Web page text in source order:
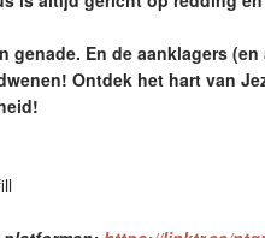
genade. En de aanklagers
Ontdek het hart van